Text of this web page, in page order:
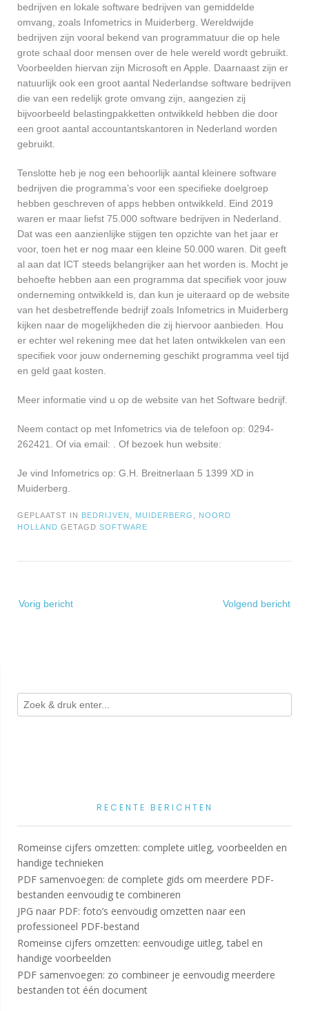
bedrijven en lokale software bedrijven van gemiddelde
omvang, zoals Infometrics in Muiderberg. Wereldwijde
bedrijven zijn vooral bekend van programmatuur die op hele
grote schaal door mensen over de hele wereld wordt gebruikt.
Voorbeelden hiervan zijn Microsoft en Apple. Daarnaast zijn er
natuurlijk ook een groot aantal Nederlandse software bedrijven
die van een redelijk grote omvang zijn, aangezien zij
bijvoorbeeld belastingpakketten ontwikkeld hebben die door
een groot aantal accountantskantoren in Nederland worden
gebruikt.
Tenslotte heb je nog een behoorlijk aantal kleinere software
bedrijven die programma’s voor een specifieke doelgroep
hebben geschreven of apps hebben ontwikkeld. Eind 2019
waren er maar liefst 75.000 software bedrijven in Nederland.
Dat was een aanzienlijke stijgen ten opzichte van het jaar er
voor, toen het er nog maar een kleine 50.000 waren. Dit geeft
al aan dat ICT steeds belangrijker aan het worden is. Mocht je
behoefte hebben aan een programma dat specifiek voor jouw
onderneming ontwikkeld is, dan kun je uiteraard op de website
van het desbetreffende bedrijf zoals Infometrics in Muiderberg
kijken naar de mogelijkheden die zij hiervoor aanbieden. Hou
er echter wel rekening mee dat het laten ontwikkelen van een
specifiek voor jouw onderneming geschikt programma veel tijd
en geld gaat kosten.
Meer informatie vind u op de website van het Software bedrijf.
Neem contact op met Infometrics via de telefoon op: 0294-
262421. Of via email:
. Of bezoek hun website:
Je vind Infometrics op: G.H. Breitnerlaan 5 1399 XD in
Muiderberg.
GEPLAATST IN BEDRIJVEN MUIDERBERG
NOORD
HOLLAND GETAGD SOFTWARE
navigatie
Vorig bericht Volgend bericht
RECENTE BERICHTEN
Romeinse cijfers omzetten: complete uitleg, voorbeelden en
handige technieken
PDF samenvoegen: de complete gids om meerdere PDF-
bestanden eenvoudig te combineren
JPG naar PDF: foto’s eenvoudig omzetten naar een
professioneel PDF-bestand
Romeinse cijfers omzetten: eenvoudige uitleg, tabel en
handige voorbeelden
PDF samenvoegen: zo combineer je eenvoudig meerdere
bestanden tot één document